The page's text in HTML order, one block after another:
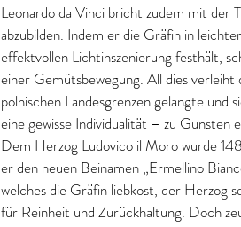
Leonardo da Vinci bricht zudem mit der
abzubilden. Indem er die Gräfin in
effektvollen Lichtinszenierung festhält,
einer Gemütsbewegung. All dies verleiht
polnischen Landesgrenzen gelangte
eine gewisse Individualität – zu Gunsten
Dem Herzog Ludovico il Moro wurde
er den neuen Beinamen „Ermellino
welches die Gräfin liebkost, der Herzog
für Reinheit und Zurückhaltung. Doch